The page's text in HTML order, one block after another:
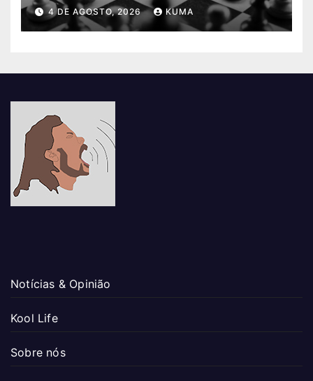
4 DE AGOSTO, 2026 KUMA
Notícias & Opinião
Kool Life
Sobre nós